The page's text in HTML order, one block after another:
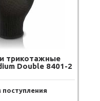
трикотажные
Double 8401-2